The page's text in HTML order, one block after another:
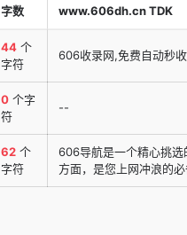
字数 www.606dh.cn TDK
44 个
字符
606收录网,免费自动秒
0 个字
符
--
62 个
字符
606导航是一个精心挑
方面，是您上网冲浪的必